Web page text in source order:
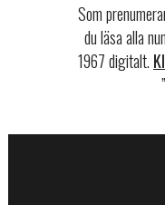
Som
du läsa alla
1967 digitalt.